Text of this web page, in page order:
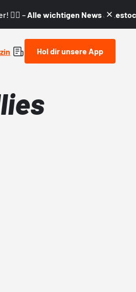
👇🏼 – Alle wichtigen News &
Hol dir unsere App